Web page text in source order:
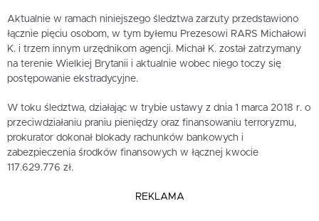
Aktualnie w ramach niniejszego śledztwa zarzuty przedstawiono
łącznie pięciu osobom, w tym byłemu Prezesowi RARS Michałowi
K. i trzem innym urzędnikom agencji. Michał K. został zatrzymany
na terenie Wielkiej Brytanii i aktualnie wobec niego toczy się
postępowanie ekstradycyjne.
W toku śledztwa, działając w trybie ustawy z dnia 1 marca 2018 r. o
przeciwdziałaniu praniu pieniędzy oraz finansowaniu terroryzmu,
prokurator dokonał blokady rachunków bankowych i
zabezpieczenia środków finansowych w łącznej kwocie
117.629.776 zł.
REKLAMA